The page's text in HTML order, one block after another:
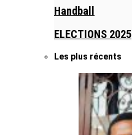
Handball
ELECTIONS 2025
Les plus récents